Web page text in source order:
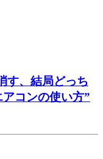
す、結局どっち
コンの使い方”